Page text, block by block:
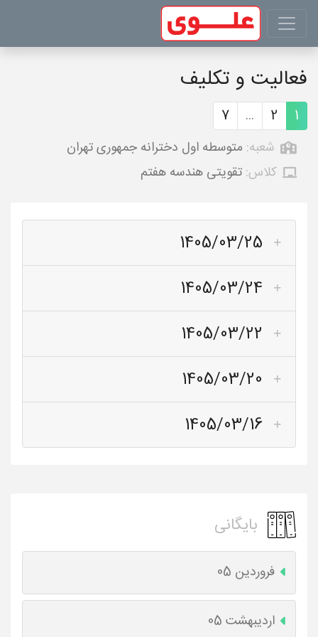
فعالیت و تکلیف
1
2
...
7
شعبه: متوسطه اول دخترانه جمهوری تهران
کلاس: تقویتی هندسه هفتم
1405/03/25
1405/03/24
1405/03/22
1405/03/20
1405/03/16
بایگانی
فروردین 05
اردیبهشت 05